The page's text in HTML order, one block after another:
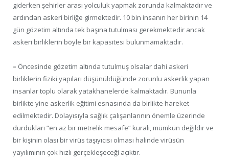
giderken şehirler arası yolculuk yapmak zorunda kalmaktadır ve
ardından askeri birliğe girmektedir. 10 bin insanın her birinin 14
gün gözetim altında tek başına tutulması gerekmektedir ancak
askeri birliklerin böyle bir kapasitesi bulunmamaktadır.
– Öncesinde gözetim altında tutulmuş olsalar dahi askeri
birliklerin fiziki yapıları düşünüldüğünde zorunlu askerlik yapan
insanlar toplu olarak yatakhanelerde kalmaktadır. Bununla
birlikte yine askerlik eğitimi esnasında da birlikte hareket
edilmektedir. Dolayısıyla sağlık çalışanlarının önemle üzerinde
durdukları “en az bir metrelik mesafe” kuralı, mümkün değildir ve
bir kişinin olası bir virüs taşıyıcısı olması halinde virüsün
yayılımının çok hızlı gerçekleşeceği açıktır.